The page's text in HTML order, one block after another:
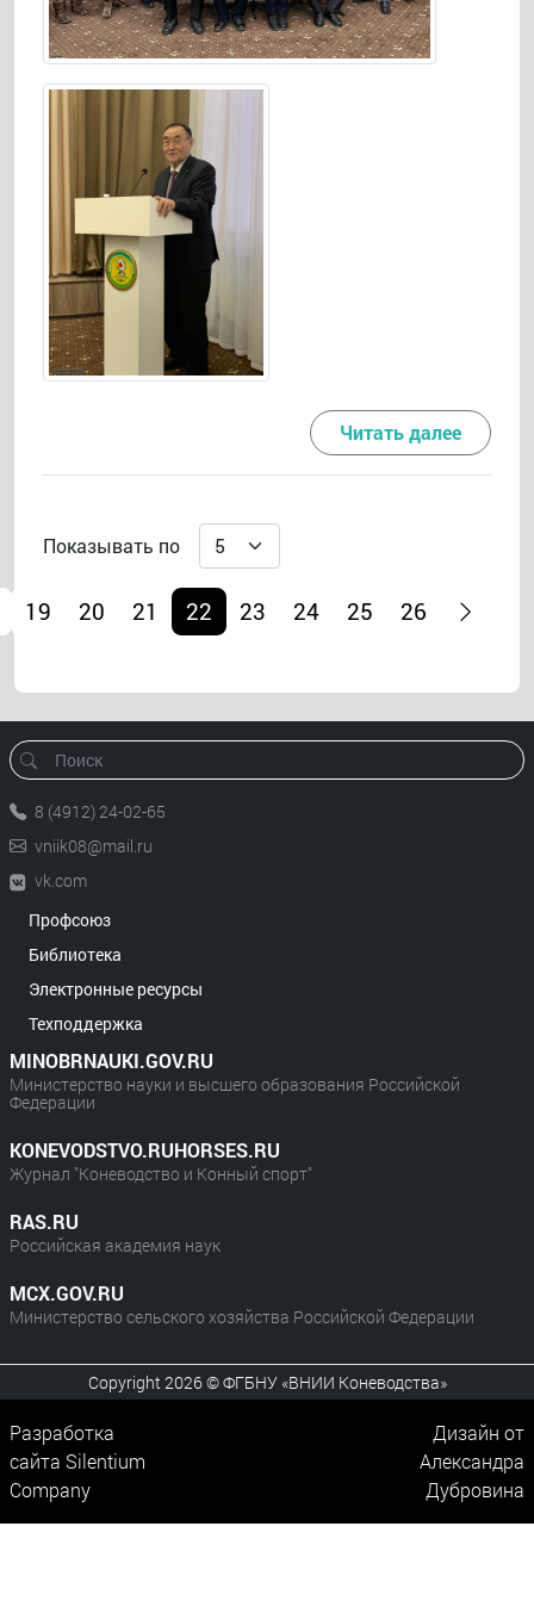
Читать далее
Показывать по
19 20 21 22 23 24 25 26
8 (4912) 24-02-65
vniik08@mail.ru
vk.com
Профсоюз
Библиотека
Электронные ресурсы
Техподдержка
MINOBRNAUKI.GOV.RU
Министерство науки и высшего образования Российской
Федерации
KONEVODSTVO.RUHORSES.RU
Журнал "Коневодство и Конный спорт"
RAS.RU
Российская академия наук
MCX.GOV.RU
Министерство сельского хозяйства Российской Федерации
Copyright 2026 © ФГБНУ «ВНИИ Коневодства»
Разработка
сайта Silentium
Company
Дизайн от
Александра
Дубровина